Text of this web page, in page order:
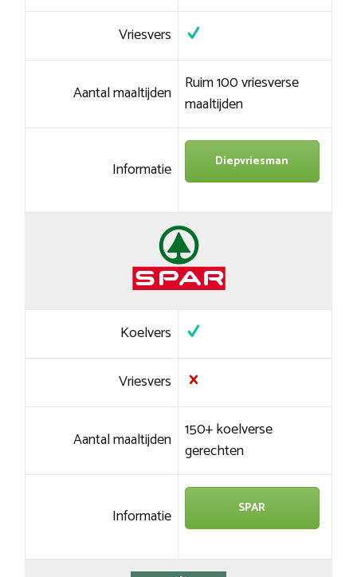
Vriesvers
Aantal maaltijden Ruim 100 vriesverse
maaltijden
Informatie Diepvriesman
Koelvers
Vriesvers
Aantal maaltijden 150+ koelverse
gerechten
Informatie SPAR